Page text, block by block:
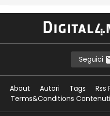
Seguici
About Autori Tags Rss
Terms&Conditions